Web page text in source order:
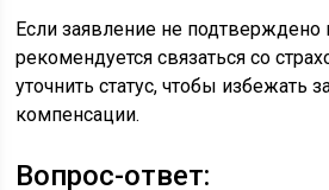
Если заявление не подтверждено
рекомендуется связаться со
уточнить статус, чтобы избежать
компенсации.
Вопрос-ответ: